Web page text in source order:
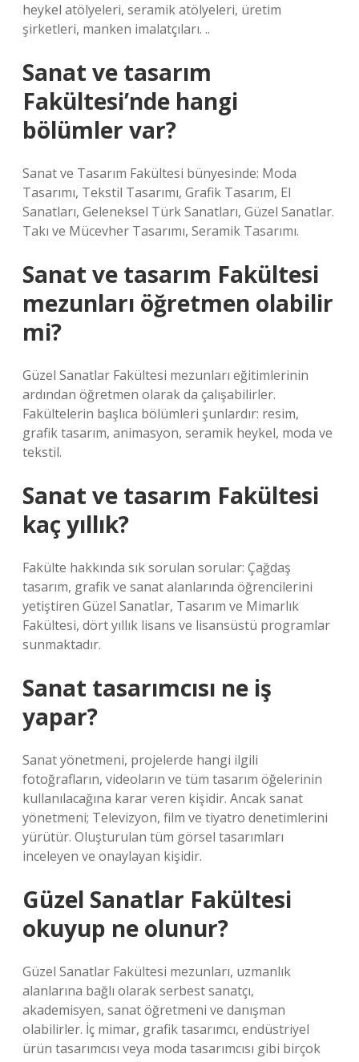
heykel atölyeleri, seramik atölyeleri, üretim
şirketleri, manken imalatçıları. ..
Sanat ve tasarım
Fakültesi’nde hangi
bölümler var?
Sanat ve Tasarım Fakültesi bünyesinde: Moda
Tasarımı, Tekstil Tasarımı, Grafik Tasarım, El
Sanatları, Geleneksel Türk Sanatları, Güzel Sanatlar.
Takı ve Mücevher Tasarımı, Seramik Tasarımı.
Sanat ve tasarım Fakültesi
mezunları öğretmen olabilir
mi?
Güzel Sanatlar Fakültesi mezunları eğitimlerinin
ardından öğretmen olarak da çalışabilirler.
Fakültelerin başlıca bölümleri şunlardır: resim,
grafik tasarım, animasyon, seramik heykel, moda ve
tekstil.
Sanat ve tasarım Fakültesi
kaç yıllık?
Fakülte hakkında sık sorulan sorular: Çağdaş
tasarım, grafik ve sanat alanlarında öğrencilerini
yetiştiren Güzel Sanatlar, Tasarım ve Mimarlık
Fakültesi, dört yıllık lisans ve lisansüstü programlar
sunmaktadır.
Sanat tasarımcısı ne iş
yapar?
Sanat yönetmeni, projelerde hangi ilgili
fotoğrafların, videoların ve tüm tasarım öğelerinin
kullanılacağına karar veren kişidir. Ancak sanat
yönetmeni; Televizyon, film ve tiyatro denetimlerini
yürütür. Oluşturulan tüm görsel tasarımları
inceleyen ve onaylayan kişidir.
Güzel Sanatlar Fakültesi
okuyup ne olunur?
Güzel Sanatlar Fakültesi mezunları, uzmanlık
alanlarına bağlı olarak serbest sanatçı,
akademisyen, sanat öğretmeni ve danışman
olabilirler. İç mimar, grafik tasarımcı, endüstriyel
ürün tasarımcısı veya moda tasarımcısı gibi birçok